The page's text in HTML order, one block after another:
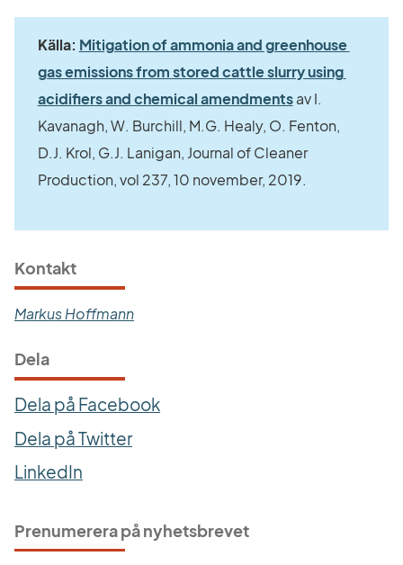
Källa: Mitigation of ammonia and greenhouse
gas emissions from stored cattle slurry using
acidifiers and chemical amendmentsLänk till annan
av I.
Kavanagh, W. Burchill, M.G. Healy, O. Fenton,
D.J. Krol, G.J. Lanigan, Journal of Cleaner
Production, vol 237, 10 november, 2019.
Kontakt
Markus Hoffmann
Dela
Dela på Facebook
Dela på Twitter
LinkedIn
Prenumerera på nyhetsbrevet